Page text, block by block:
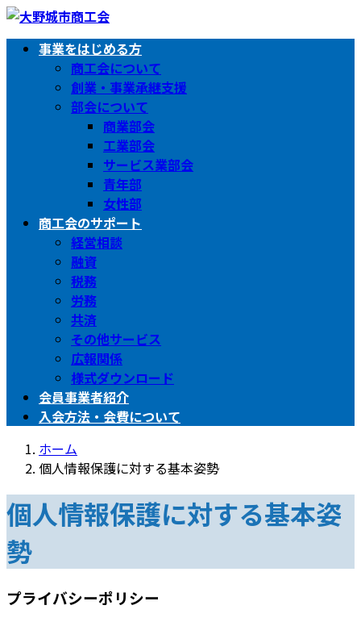
コ
ン
ナ
ビ
事業をはじめる方
商工会について
創業・事業承継支援
部会について
商業部会
工業部会
サービス業部会
青年部
女性部
商工会のサポート
経営相談
融資
税務
労務
共済
その他サービス
広報関係
様式ダウンロード
会員事業者紹介
入会方法・会費について
ホーム
個人情報保護に対する基本姿勢
個人情報保護に対する基本姿
勢
プライバシーポリシー